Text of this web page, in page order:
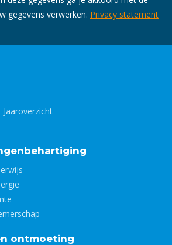
gegevens verwerken. Privacy statement
ontmoeting